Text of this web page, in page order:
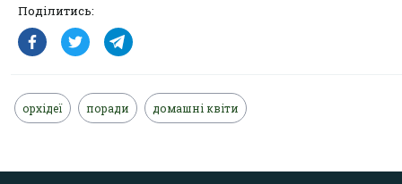
Поділитись:
орхідеї поради домашні квіти